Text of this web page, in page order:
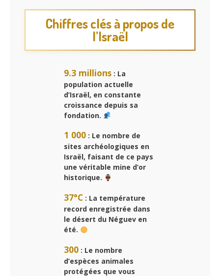
Chiffres clés à propos de
l’Israël
9.3 millions : La
population actuelle
d’Israël, en constante
croissance depuis sa
fondation.
1 000 : Le nombre de
sites archéologiques en
Israël, faisant de ce pays
une véritable mine d’or
historique.
37°C : La température
record enregistrée dans
le désert du Néguev en
été.
300 : Le nombre
d’espèces animales
protégées que vous